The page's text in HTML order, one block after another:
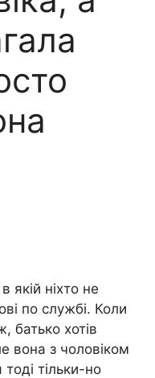
якій ніхто не
по службі. Коли
батько хотів
вона з чоловіком
тільки-но